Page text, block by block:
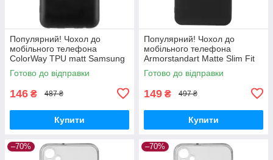
Популярний! Чохол до
мобільного телефона
ColorWay TPU matt Samsung
Galaxy A04e black (CW-
CTMSGA042-BK) - Краща
Готово до відправки
146 ₴ 487 ₴
Купити
Популярний! Чохол до
мобільного телефона
Armorstandart Matte Slim Fit
Realme C30s Black
(ARM64730) - Краща якість
Готово до відправки
149 ₴ 497 ₴
Купити
–70% –70%